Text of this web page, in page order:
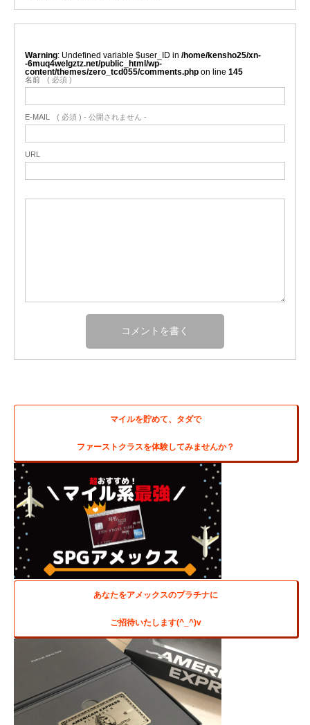
Warning : Undefined variable $user_ID in /home/kensho25/xn-
-6muq4welgztz.net/public_html/wp-
content/themes/zero_tcd055/comments.php on line 145
名前 ( 必須 )
E-MAIL ( 必須 ) - 公開されません -
URL
マイルを貯めて、タダで
ファーストクラスを体験してみませんか？
あなたをアメックスのプラチナに
ご招待いたします(^_^)v